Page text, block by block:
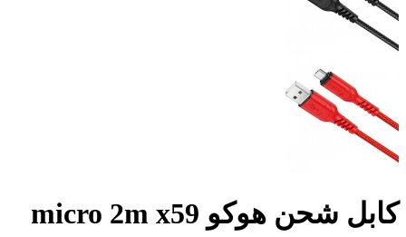
كابل شحن هوكو micro 2m x59